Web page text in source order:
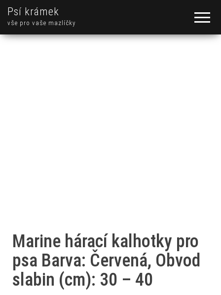
Psí krámek
vše pro vaše mazlíčky
Marine hárací kalhotky pro
psa Barva: Červená, Obvod
slabin (cm): 30 – 40